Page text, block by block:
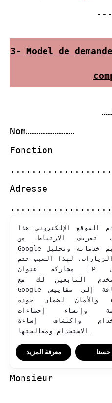
3- Model de
Nom………………………
Fonction
Adresse
A
Le Percepteur
Objet: Demande
compte bancaire
Monsieur
الموقع الإلكتروني هذا
تعريف الارتباط من
Google لتقديم خدماته وتحليل
لهذا السبب تتم
مشاركة عنوان IP ووكيل
التابعين لك مع
Google بالإضافة إلى مقاييس
والأمان لضمان جودة
وإنشاء إحصاءات
واكتشاف إساءة
الاستخدام ومعالجتها.
معرفة المزيد حسنا